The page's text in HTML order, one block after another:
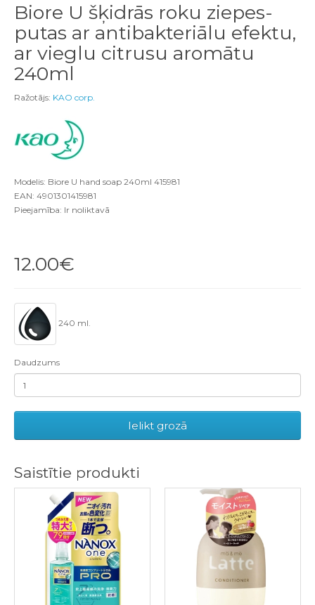
Biore U šķidrās roku ziepes-
putas ar antibakteriālu efektu,
ar vieglu citrusu aromātu
240ml
Ražotājs: KAO corp.
Modelis: Biore U hand soap 240ml 415981
EAN: 4901301415981
Pieejamība: Ir noliktavā
12.00€
240 ml.
Daudzums
Ielikt grozā
Saistītie produkti